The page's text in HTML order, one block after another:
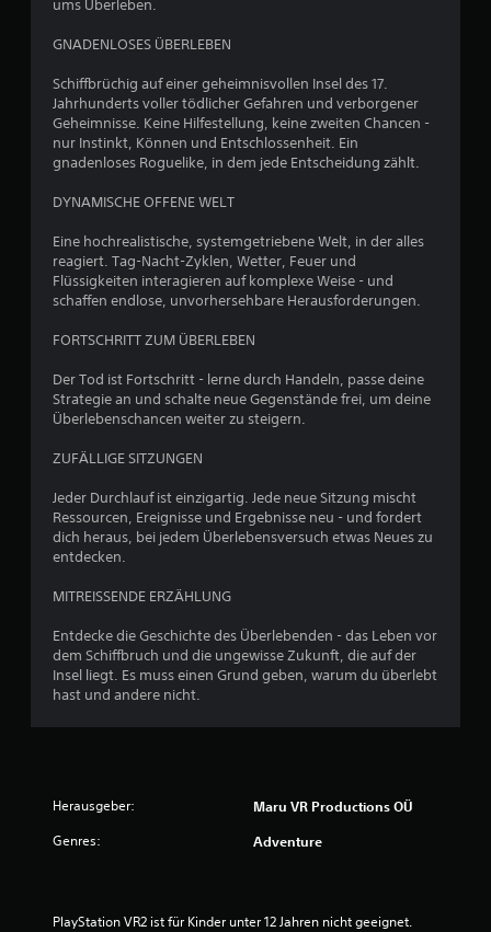
ums Überleben.
GNADENLOSES ÜBERLEBEN
Schiffbrüchig auf einer geheimnisvollen Insel des 17.
Jahrhunderts voller tödlicher Gefahren und verborgener
Geheimnisse. Keine Hilfestellung, keine zweiten Chancen -
nur Instinkt, Können und Entschlossenheit. Ein
gnadenloses Roguelike, in dem jede Entscheidung zählt.
DYNAMISCHE OFFENE WELT
Eine hochrealistische, systemgetriebene Welt, in der alles
reagiert. Tag-Nacht-Zyklen, Wetter, Feuer und
Flüssigkeiten interagieren auf komplexe Weise - und
schaffen endlose, unvorhersehbare Herausforderungen.
FORTSCHRITT ZUM ÜBERLEBEN
Der Tod ist Fortschritt - lerne durch Handeln, passe deine
Strategie an und schalte neue Gegenstände frei, um deine
Überlebenschancen weiter zu steigern.
ZUFÄLLIGE SITZUNGEN
Jeder Durchlauf ist einzigartig. Jede neue Sitzung mischt
Ressourcen, Ereignisse und Ergebnisse neu - und fordert
dich heraus, bei jedem Überlebensversuch etwas Neues zu
entdecken.
MITREISSENDE ERZÄHLUNG
Entdecke die Geschichte des Überlebenden - das Leben vor
dem Schiffbruch und die ungewisse Zukunft, die auf der
Insel liegt. Es muss einen Grund geben, warum du überlebt
hast und andere nicht.
Herausgeber: Maru VR Productions OÜ
Genres: Adventure
PlayStation VR2 ist für Kinder unter 12 Jahren nicht geeignet.